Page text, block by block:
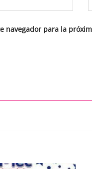
navegador para la